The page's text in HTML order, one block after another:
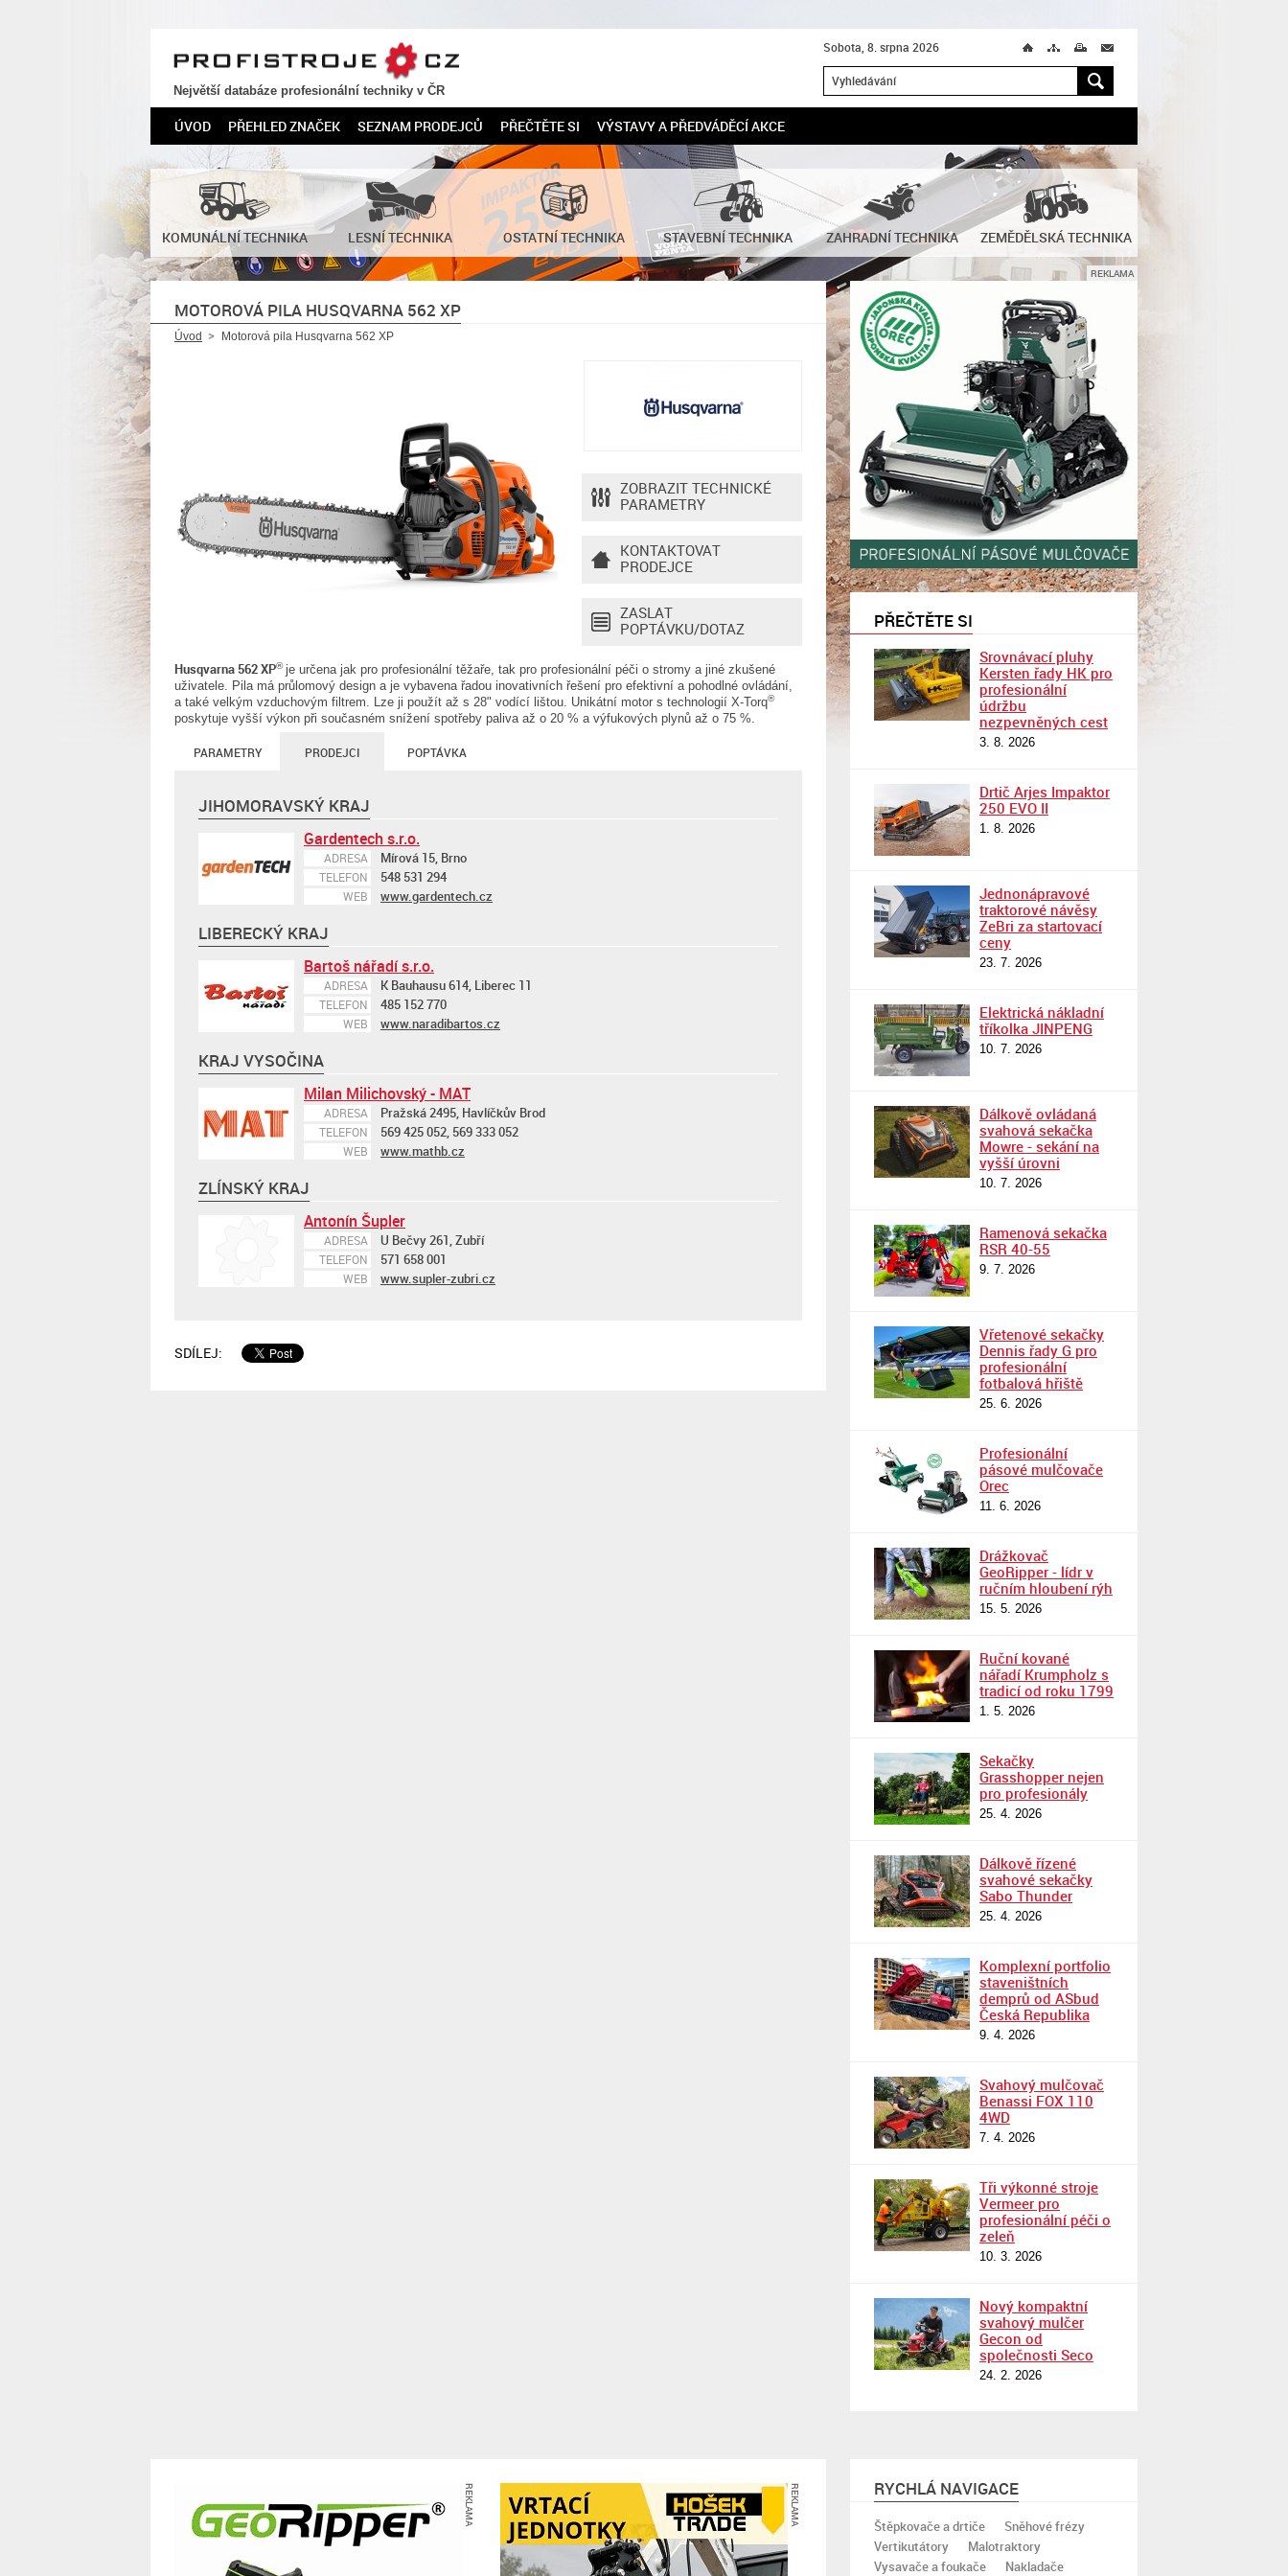
PROFISTROJE.CZ
Největší databáze profesionální techniky v ČR
Sobota, 8. srpna 2026 Ú M T M
H
ÚVOD PŘEHLED ZNAČEK SEZNAM PRODEJCŮ PŘEČTĚTE SI VÝSTAVY A PŘEDVÁDĚCÍ AKCE
KOMUNÁLNÍ TECHNIKA LESNÍ TECHNIKA OSTATNÍ TECHNIKA STAVEBNÍ TECHNIKA ZAHRADNÍ TECHNIKA ZEMĚDĚLSKÁ TECHNIKA
MOTOROVÁ PILA HUSQVARNA 562 XP
Úvod Motorová pila Husqvarna 562 XP
ZOBRAZIT TECHNICKÉ
PARAMETRY
KONTAKTOVAT
PRODEJCE
ZASLAT
POPTÁVKU/DOTAZ
Husqvarna 562 XP® je určena jak pro profesionální těžaře, tak pro profesionální péči o stromy a jiné zkušené
uživatele. Pila má průlomový design a je vybavena řadou inovativních řešení pro efektivní a pohodlné ovládání,
a také velkým vzduchovým filtrem. Lze ji použít až s 28" vodící lištou. Unikátní motor s technologií X-Torq®
poskytuje vyšší výkon při současném snížení spotřeby paliva až o 20 % a výfukových plynů až o 75 %.
PARAMETRY PRODEJCI POPTÁVKA
JIHOMORAVSKÝ KRAJ
Gardentech s.r.o.
ADRESA Mírová 15, Brno
TELEFON 548 531 294
WEB www.gardentech.cz
LIBERECKÝ KRAJ
Bartoš nářadí s.r.o.
ADRESA K Bauhausu 614, Liberec 11
TELEFON 485 152 770
WEB www.naradibartos.cz
KRAJ VYSOČINA
Milan Milichovský - MAT
ADRESA Pražská 2495, Havlíčkův Brod
TELEFON 569 425 052, 569 333 052
WEB www.mathb.cz
ZLÍNSKÝ KRAJ
Antonín Šupler
ADRESA U Bečvy 261, Zubří
TELEFON 571 658 001
WEB www.supler-zubri.cz
SDÍLEJ:
REKLAMA
PŘEČTĚTE SI
Srovnávací pluhy
Kersten řady HK pro
profesionální
údržbu
nezpevněných cest
3. 8. 2026
Drtič Arjes Impaktor
250 EVO II
1. 8. 2026
Jednonápravové
traktorové návěsy
ZeBri za startovací
ceny
23. 7. 2026
Elektrická nákladní
tříkolka JINPENG
10. 7. 2026
Dálkově ovládaná
svahová sekačka
Mowre - sekání na
vyšší úrovni
10. 7. 2026
Ramenová sekačka
RSR 40-55
9. 7. 2026
Vřetenové sekačky
Dennis řady G pro
profesionální
fotbalová hřiště
25. 6. 2026
Profesionální
pásové mulčovače
Orec
11. 6. 2026
Drážkovač
GeoRipper - lídr v
ručním hloubení rýh
15. 5. 2026
Ruční kované
nářadí Krumpholz s
tradicí od roku 1799
1. 5. 2026
Sekačky
Grasshopper nejen
pro profesionály
25. 4. 2026
Dálkově řízené
svahové sekačky
Sabo Thunder
25. 4. 2026
Komplexní portfolio
staveništních
demprů od ASbud
Česká Republika
9. 4. 2026
Svahový mulčovač
Benassi FOX 110
4WD
7. 4. 2026
Tři výkonné stroje
Vermeer pro
profesionální péči o
zeleň
10. 3. 2026
Nový kompaktní
svahový mulčer
Gecon od
společnosti Seco
24. 2. 2026
REKLAMA REKLAMA RYCHLÁ NAVIGACE
Štěpkovače a drtiče
Sněhové frézy
Vertikutátory
Malotraktory
Vysavače a foukače
Nakladače